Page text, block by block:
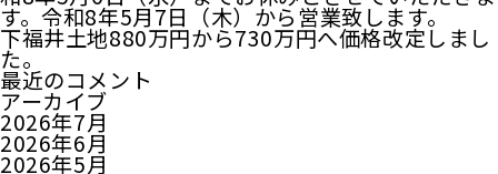
す。令和8年5月7日（木）から営業致します。
下福井土地880万円から730万円へ価格改定しまし
た。
最近のコメント
アーカイブ
2026年7月
2026年6月
2026年5月